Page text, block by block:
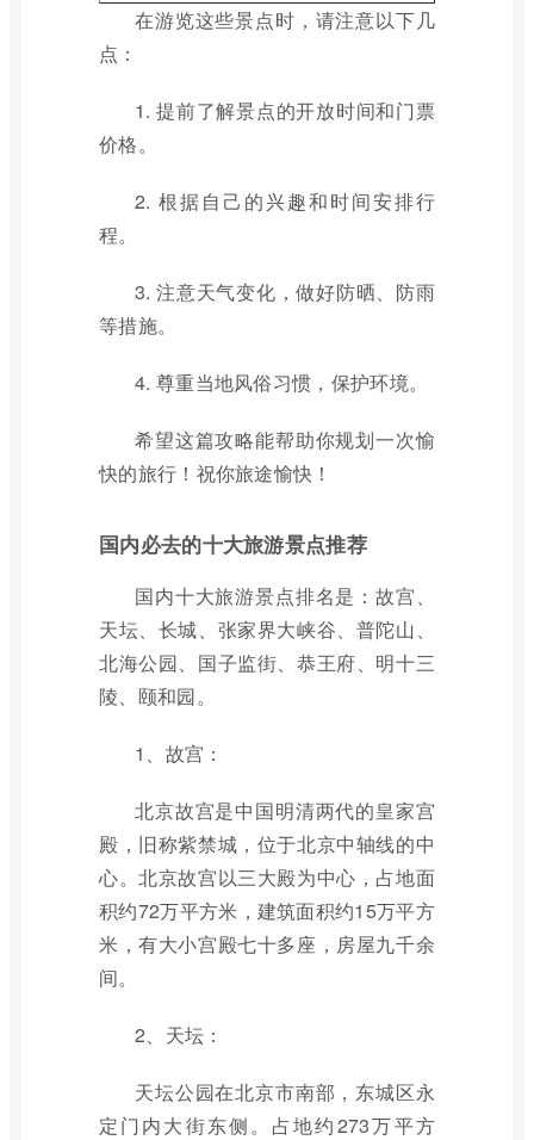
在游览这些景点时，请注意以下几
点：
1. 提前了解景点的开放时间和门票
价格。
2. 根据自己的兴趣和时间安排行
程。
3. 注意天气变化，做好防晒、防雨
等措施。
4. 尊重当地风俗习惯，保护环境。
希望这篇攻略能帮助你规划一次愉
快的旅行！祝你旅途愉快！
国内必去的十大旅游景点推荐
国内十大旅游景点排名是：故宫、
天坛、长城、张家界大峡谷、普陀山、
北海公园、国子监街、恭王府、明十三
陵、颐和园。
1、故宫：
北京故宫是中国明清两代的皇家宫
殿，旧称紫禁城，位于北京中轴线的中
心。北京故宫以三大殿为中心，占地面
积约72万平方米，建筑面积约15万平方
米，有大小宫殿七十多座，房屋九千余
间。
2、天坛：
天坛公园在北京市南部，东城区永
定门内大街东侧。占地约273万平方